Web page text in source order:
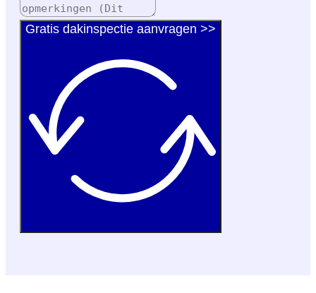
Gratis dakinspectie aanvragen >>